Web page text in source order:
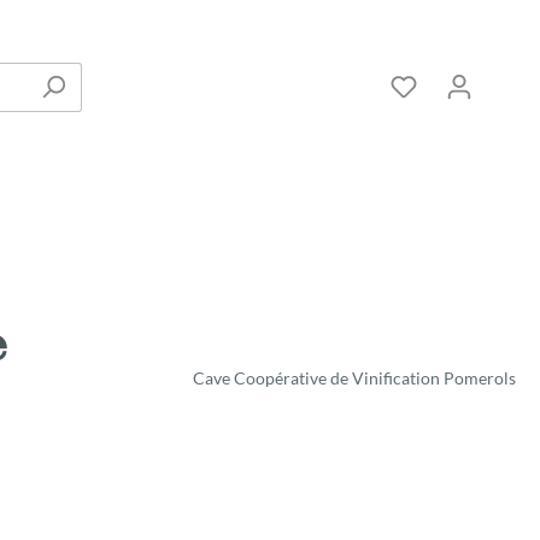
Cave Coopérative de Vinification Pomerols